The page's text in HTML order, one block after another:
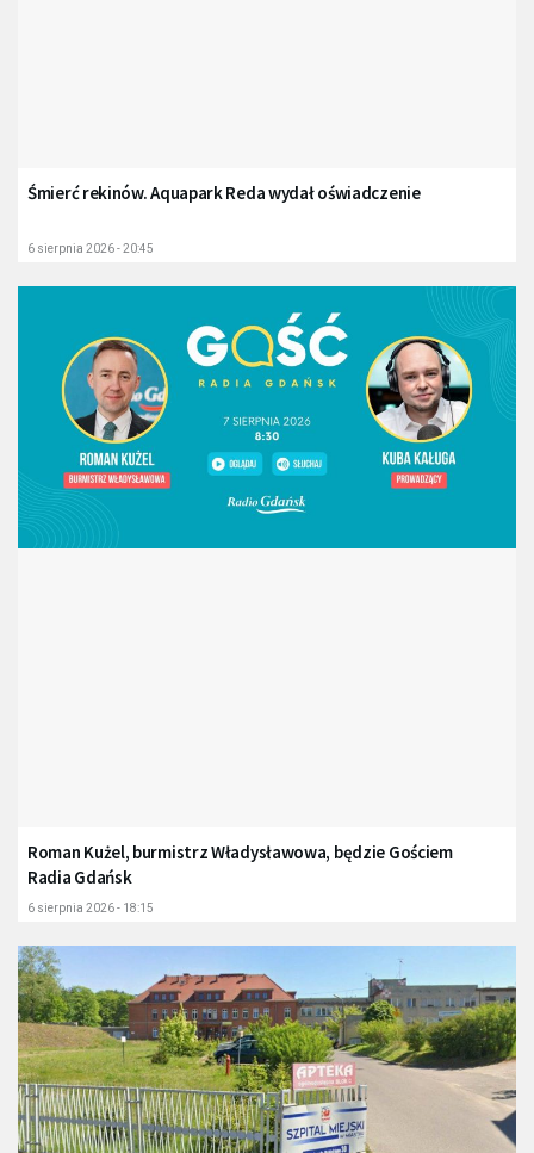
Śmierć rekinów. Aquapark Reda wydał oświadczenie
6 sierpnia 2026 - 20:45
Roman Kużel, burmistrz Władysławowa, będzie Gościem
Radia Gdańsk
6 sierpnia 2026 - 18:15